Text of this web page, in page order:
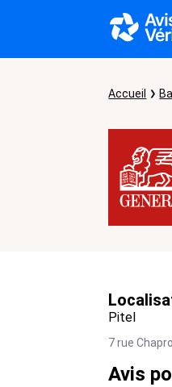
Accueil
Pitel
7 rue
Avis